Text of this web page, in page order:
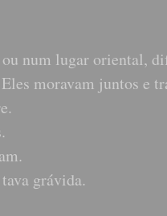
num lugar oriental,
moravam juntos e
grávida.